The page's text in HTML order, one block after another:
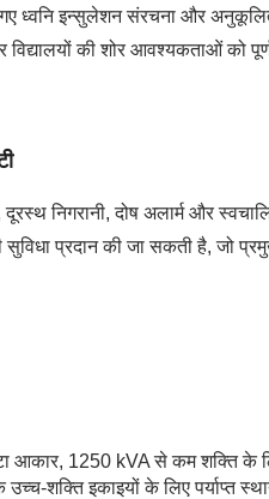
ध्वनि इन्सुलेशन संरचना और
विद्यालयों की शोर आवश्यकताओं को
निगरानी, दोष अलार्म और
सुविधा प्रदान की जा सकती है, जो
आकार, 1250 kVA से कम शक्ति के
शक्ति इकाइयों के लिए पर्याप्त